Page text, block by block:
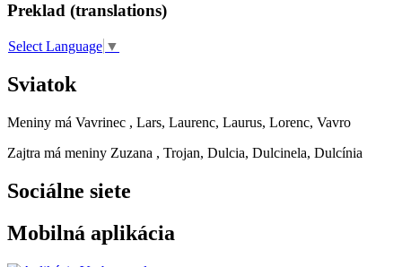
Preklad (translations)
Select Language ▼
Sviatok
Meniny má Vavrinec , Lars, Laurenc, Laurus, Lorenc, Vavro
Zajtra má meniny Zuzana , Trojan, Dulcia, Dulcinela, Dulcínia
Sociálne siete
Mobilná aplikácia